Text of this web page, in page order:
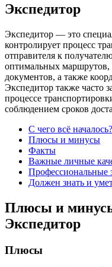
Эк­спе­дитор
Экспедитор — это
контролирует процесс
отправителя к
оптимальных
документов, а также
Экспедитор также часто
процессе
соблюдением сроков
С чего всё началось?
Плюсы и минусы
Факты
Важные личные
Профессиональные
Должен знать и
Плюсы и
Экспедитор
Плюсы